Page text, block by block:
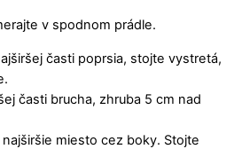
v spodnom prádle.
časti poprsia, stojte vystretá,
časti brucha, zhruba 5 cm nad
miesto cez boky. Stojte